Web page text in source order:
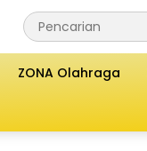
ZONA Olahraga